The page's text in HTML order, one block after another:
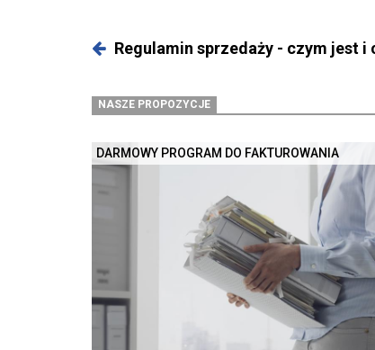
Regulamin sprzedaży - czym jest i
NASZE PROPOZYCJE
DARMOWY PROGRAM DO FAKTUROWANIA